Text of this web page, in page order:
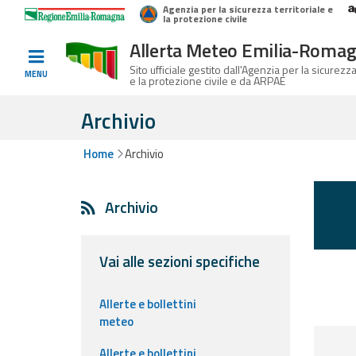
Home
Informati e
Allerte E
Logo Regione Emilia-Romagna
Agenzia per la sicurezza territoriale e
la protezione civile
MENU
Allerta Meteo Emilia-
Sito ufficiale gestito dall'Agenzia per la
e la protezione civile e da ARPAE
Archivio
Home Archivio
Archivio
Vai alle sezioni specifiche
Allerte e bollettini
meteo